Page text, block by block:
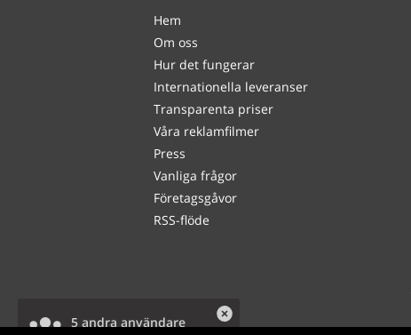
5 andra användare
Hem
Om oss
Hur det fungerar
Internationella leveranser
Transparenta priser
Våra reklamfilmer
Press
Vanliga frågor
Företagsgåvor
RSS-flöde